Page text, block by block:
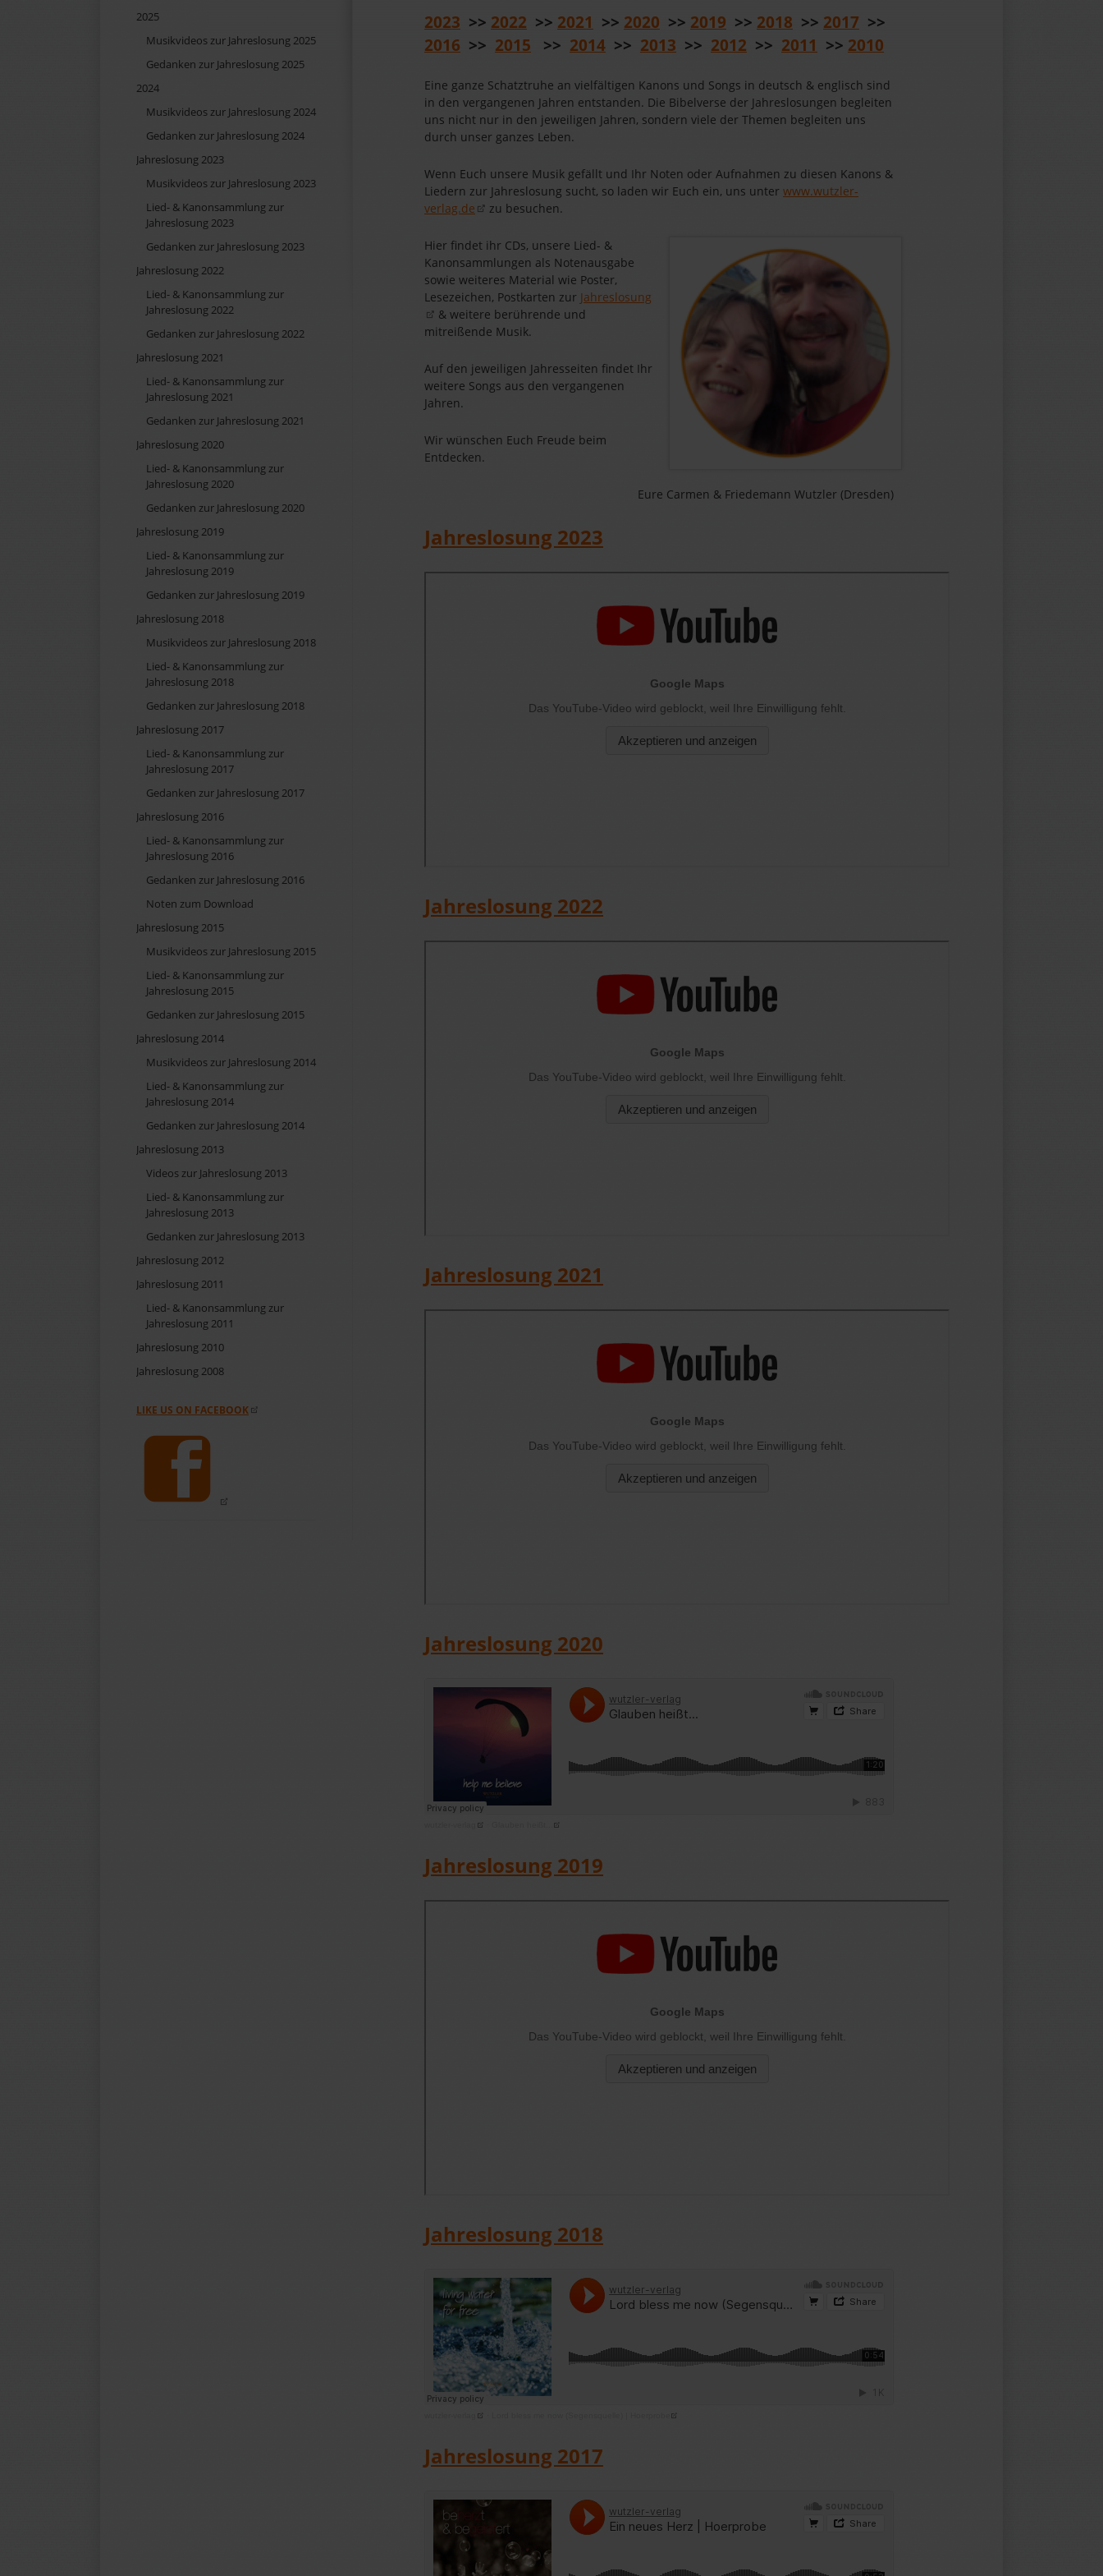
2025
Musikvideos zur Jahreslosung 2025
Gedanken zur Jahreslosung 2025
2024
Musikvideos zur Jahreslosung 2024
Gedanken zur Jahreslosung 2024
Jahreslosung 2023
Musikvideos zur Jahreslosung 2023
Lied- & Kanonsammlung zur
Jahreslosung 2023
Gedanken zur Jahreslosung 2023
Jahreslosung 2022
Lied- & Kanonsammlung zur
Jahreslosung 2022
Gedanken zur Jahreslosung 2022
Jahreslosung 2021
Lied- & Kanonsammlung zur
Jahreslosung 2021
Gedanken zur Jahreslosung 2021
Jahreslosung 2020
Lied- & Kanonsammlung zur
Jahreslosung 2020
Gedanken zur Jahreslosung 2020
Jahreslosung 2019
Lied- & Kanonsammlung zur
Jahreslosung 2019
Gedanken zur Jahreslosung 2019
Jahreslosung 2018
Musikvideos zur Jahreslosung 2018
Lied- & Kanonsammlung zur
Jahreslosung 2018
Gedanken zur Jahreslosung 2018
Jahreslosung 2017
Lied- & Kanonsammlung zur
Jahreslosung 2017
Gedanken zur Jahreslosung 2017
Jahreslosung 2016
Lied- & Kanonsammlung zur
Jahreslosung 2016
Gedanken zur Jahreslosung 2016
Noten zum Download
Jahreslosung 2015
Musikvideos zur Jahreslosung 2015
Lied- & Kanonsammlung zur
Jahreslosung 2015
Gedanken zur Jahreslosung 2015
Jahreslosung 2014
Musikvideos zur Jahreslosung 2014
Lied- & Kanonsammlung zur
Jahreslosung 2014
Gedanken zur Jahreslosung 2014
Jahreslosung 2013
Videos zur Jahreslosung 2013
Lied- & Kanonsammlung zur
Jahreslosung 2013
Gedanken zur Jahreslosung 2013
Jahreslosung 2012
Jahreslosung 2011
Lied- & Kanonsammlung zur
Jahreslosung 2011
Jahreslosung 2010
Jahreslosung 2008
LIKE US ON FACEBOOK
2023 >> 2022 >> 2021 >> 2020 >> 2019 >> 2018 >> 2017 >>
2016 >> 2015 >> 2014 >> 2013 >> 2012 >> 2011 >> 2010
Eine ganze Schatztruhe an vielfältigen Kanons und Songs in deutsch & englisch sind
in den vergangenen Jahren entstanden. Die Bibelverse der Jahreslosungen begleiten
uns nicht nur in den jeweiligen Jahren, sondern viele der Themen begleiten uns
durch unser ganzes Leben.
Wenn Euch unsere Musik gefällt und Ihr Noten oder Aufnahmen zu diesen Kanons &
Liedern zur Jahreslosung sucht, so laden wir Euch ein, uns unter www.wutzler-
verlag.de
zu besuchen.
Hier findet ihr CDs, unsere Lied- &
Kanonsammlungen als Notenausgabe
sowie weiteres Material wie Poster,
Lesezeichen, Postkarten zur Jahreslosung
& weitere berührende und
mitreißende Musik.
Auf den jeweiligen Jahresseiten findet Ihr
weitere Songs aus den vergangenen
Jahren.
Wir wünschen Euch Freude beim
Entdecken.
Eure Carmen & Friedemann Wutzler (Dresden)
Jahreslosung 2023
Jahreslosung 2022
Jahreslosung 2021
Jahreslosung 2020
Jahreslosung 2019
Jahreslosung 2018
Jahreslosung 2017